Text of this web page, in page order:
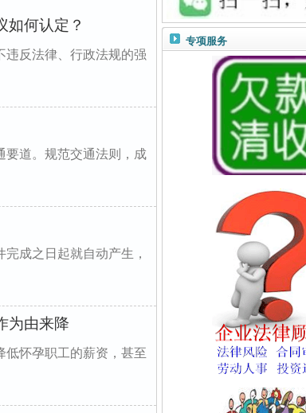
如何认定？
违反法律、行政法规的强
要道。规范交通法则，成
成之日起就自动产生，
为由来降
低怀孕职工的薪资，甚至
专项服务